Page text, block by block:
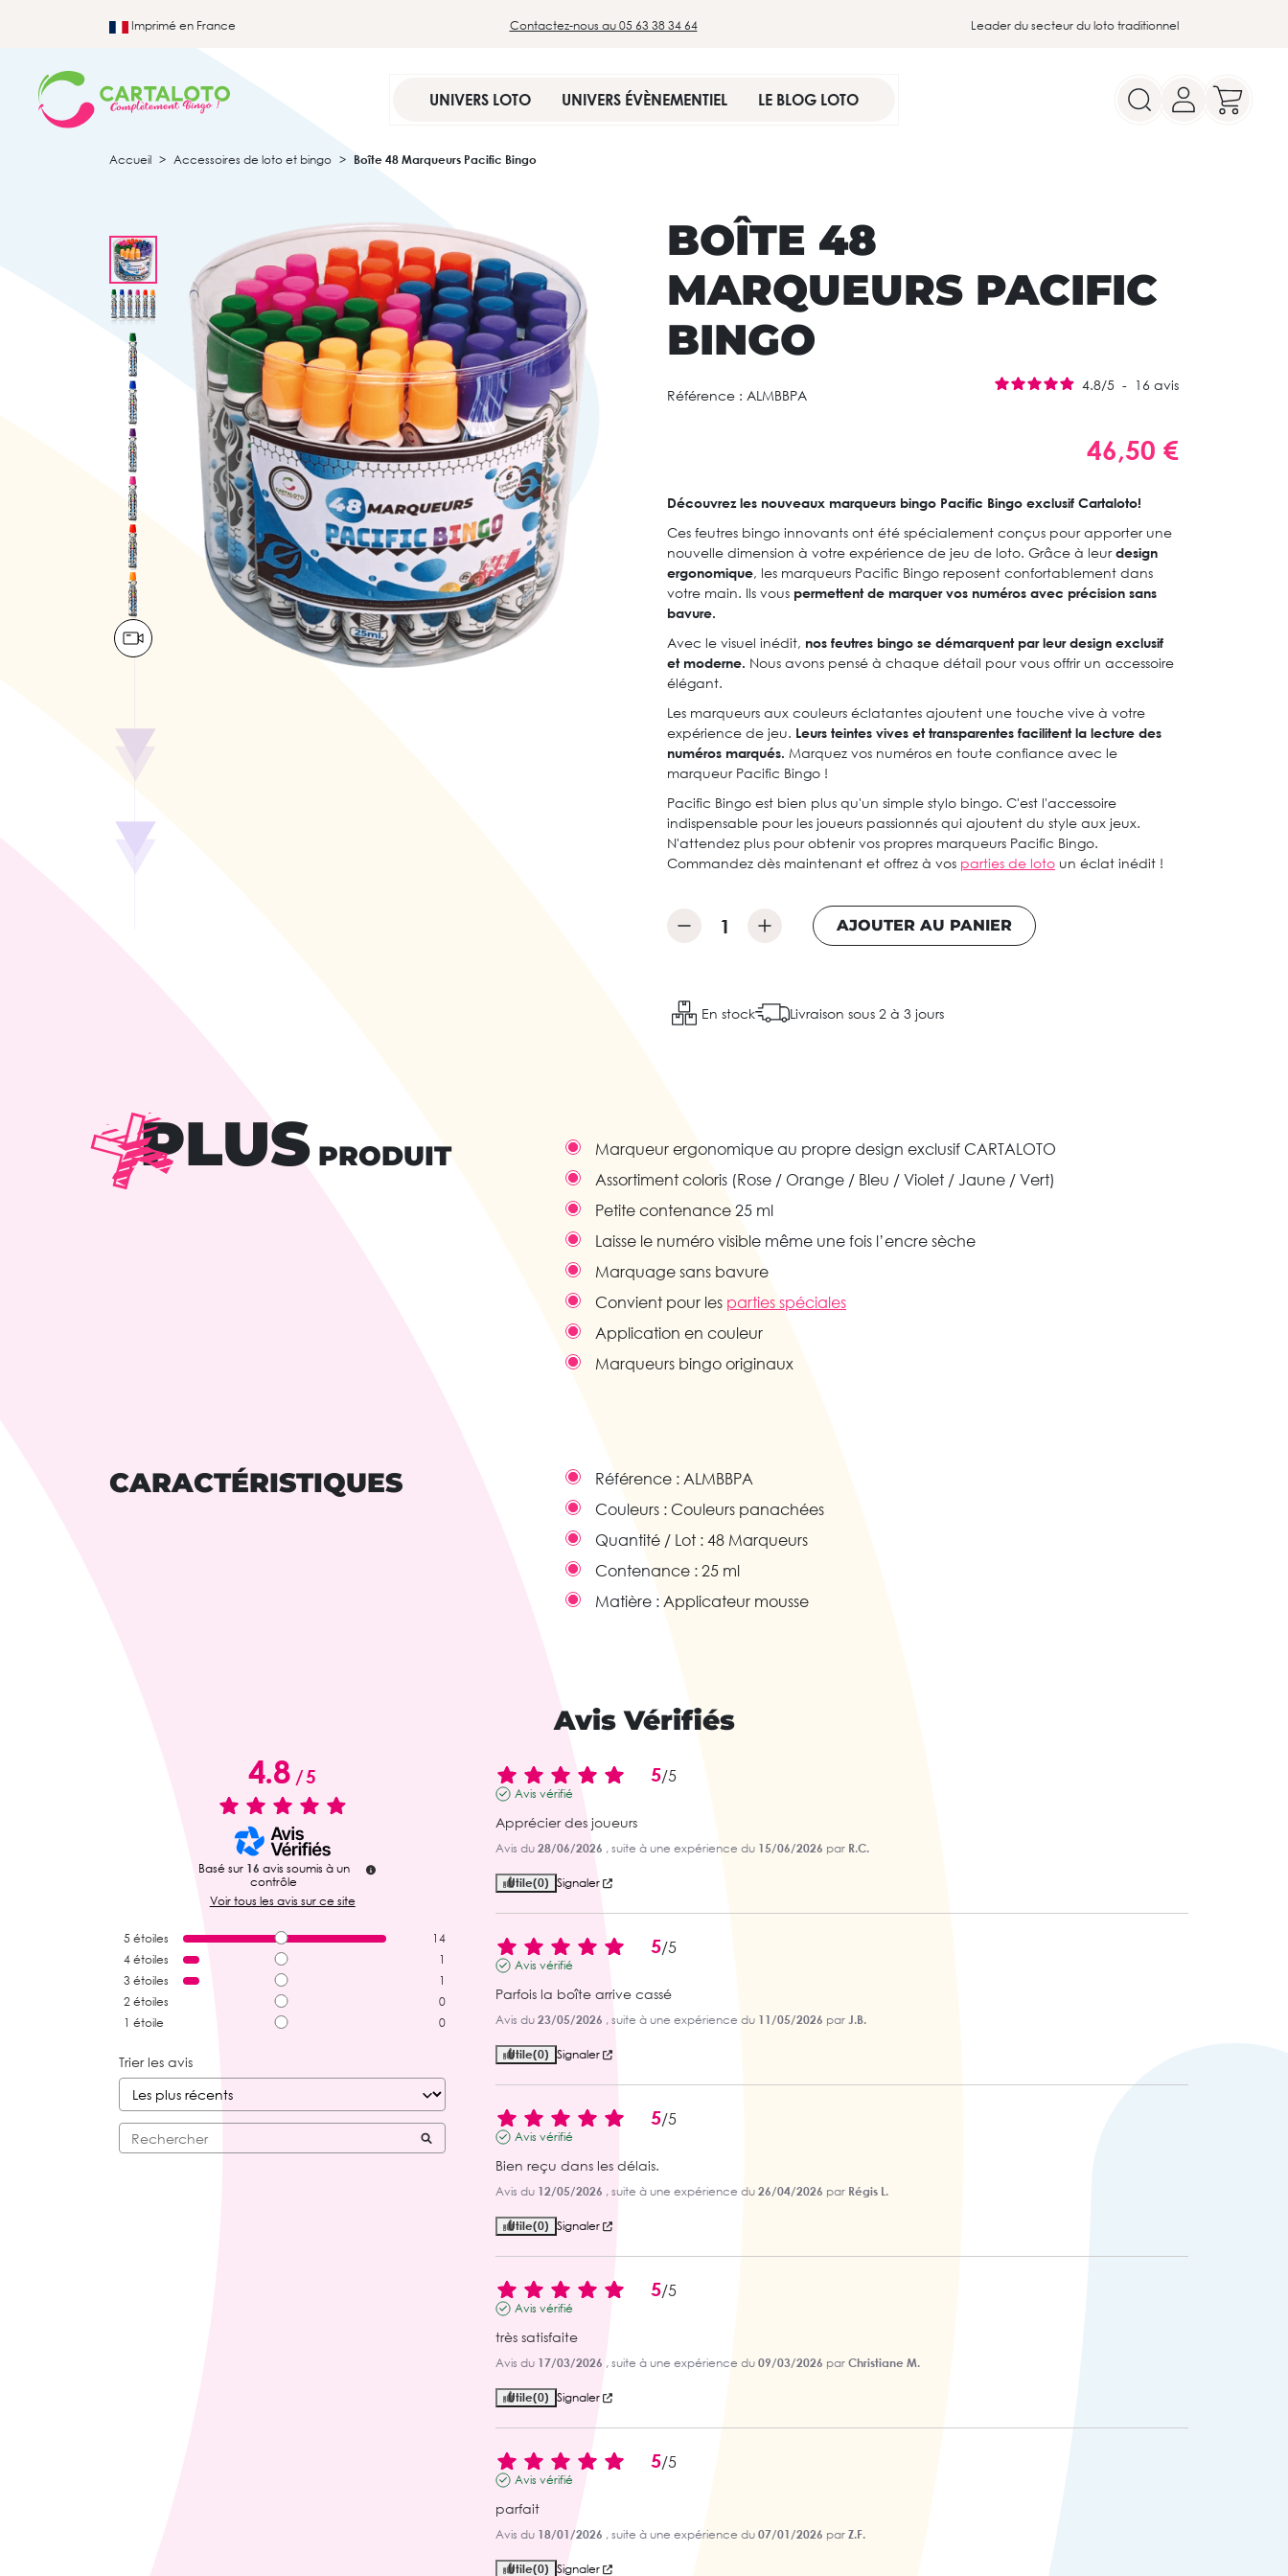
Imprimé en France Contactez-nous au 05 63 38 34 64 Leader du secteur du loto traditionnel
UNIVERS LOTO UNIVERS ÉVÈNEMENTIEL LE BLOG LOTO
Accueil Accessoires de loto et bingo Boîte 48 Marqueurs Pacific Bingo
BOÎTE 48
MARQUEURS PACIFIC
BINGO
Référence : ALMBBPA
4.8/5 - 16 avis
46,50 €
Découvrez les nouveaux marqueurs bingo Pacific Bingo exclusif Cartaloto!
Ces feutres bingo innovants ont été spécialement conçus pour apporter une
nouvelle dimension à votre expérience de jeu de loto. Grâce à leurdesign
ergonomique, les marqueurs Pacific Bingo reposent confortablement dans
votre main. Ils vous permettent de marquer vos numéros avec précision sans
bavure.
Avec le visuel inédit, nos feutres bingo se démarquent par leur design exclusif
et moderne. Nous avons pensé à chaque détail pour vous offrir un accessoire
élégant.
Les marqueurs aux couleurs éclatantes ajoutent une touche vive à votre
expérience de jeu. Leurs teintes vives et transparentes facilitent la lecture des
numéros marqués. Marquez vos numéros en toute confiance avec le
marqueur Pacific Bingo !
Pacific Bingo est bien plus qu'un simple stylo bingo. C'est l'accessoire
indispensable pour les joueurs passionnés qui ajoutent du style aux jeux.
N'attendez plus pour obtenir vos propres marqueurs Pacific Bingo.
Commandez dès maintenant et offrez à vos parties de loto un éclat inédit !
AJOUTER AU PANIER
En stock Livraison sous 2 à 3 jours
PLUS PRODUIT
Marqueur ergonomique au propre design exclusif CARTALOTO
Assortiment coloris (Rose / Orange / Bleu / Violet / Jaune / Vert)
Petite contenance 25 ml
Laisse le numéro visible même une fois l’encre sèche
Marquage sans bavure
Convient pour les parties spéciales
Application en couleur
Marqueurs bingo originaux
CARACTÉRISTIQUES Référence : ALMBBPA
Couleurs : Couleurs panachées
Quantité / Lot : 48 Marqueurs
Contenance : 25 ml
Matière : Applicateur mousse
Avis Vérifiés
4.8/5
Basé sur 16 avis soumis à un
contrôle
Voir tous les avis sur ce site
5 étoiles
14
4 étoiles
1
3 étoiles
1
2 étoiles
0
1 étoile 0
Trier les avis
5/5
Avis vérifié
Apprécier des joueurs
Avis du 28/06/2026 , suite à une expérience du 15/06/2026 par R.C.
Utile(0) Signaler
5/5
Avis vérifié
Parfois la boîte arrive cassé
Avis du 23/05/2026 , suite à une expérience du 11/05/2026 par J.B.
Utile(0) Signaler
5/5
Avis vérifié
Bien reçu dans les délais.
Avis du 12/05/2026 , suite à une expérience du 26/04/2026 par Régis L.
Utile(0) Signaler
5/5
Avis vérifié
très satisfaite
Avis du 17/03/2026 , suite à une expérience du 09/03/2026 par Christiane M.
Utile(0) Signaler
5/5
Avis vérifié
parfait
Avis du 18/01/2026 , suite à une expérience du 07/01/2026 par Z.F.
Utile(0) Signaler